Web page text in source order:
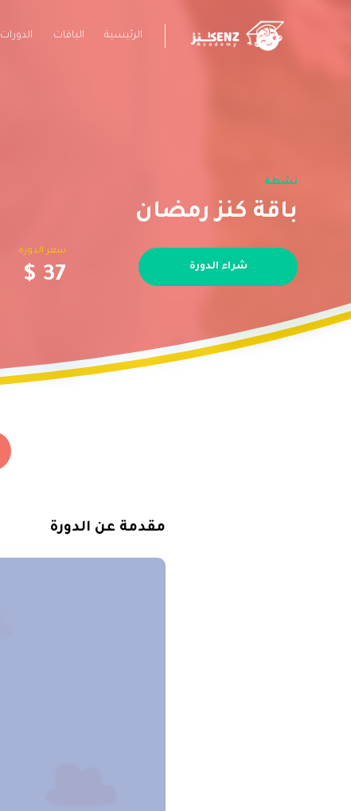
الرئيسية الباقات الدورات
نشطة
باقة كنز رمضان
شراء الدورة
سعر الدورة
$ 37
مقدمة عن الدورة